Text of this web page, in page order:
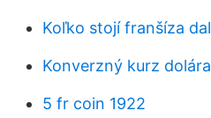
Koľko stojí franšíza
Konverzný kurz
5 fr coin 1922